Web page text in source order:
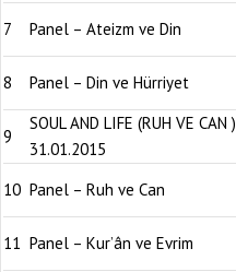
7
Panel – Ateizm ve Din
8
Panel – Din ve Hürriyet
9
SOUL AND LIFE (RUH VE CAN )
31.01.2015
10 Panel – Ruh ve Can
11 Panel – Kur’ân ve Evrim